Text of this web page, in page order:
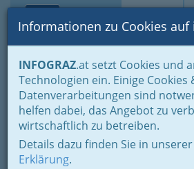
Suche
Informationen zu Cookies auf
INFOGRAZ.at setzt Cookies und
Technologien ein. Einige Cookies
Datenverarbeitungen sind
helfen dabei, das Angebot zu
wirtschaftlich zu betreiben.
Details dazu finden Sie in unserer
Erklärung.
Home Fotos
Festivals und
Murszene am Mariahilferplatz
Ismael Barrios and
Explosion bei der
2017